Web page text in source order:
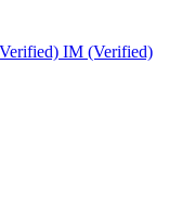
IM (Verified)